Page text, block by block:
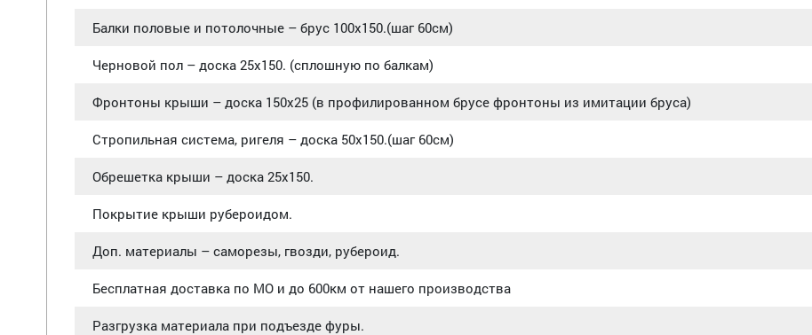
Балки половые и потолочные – брус 100х150.(шаг 60см)
Черновой пол – доска 25х150. (сплошную по балкам)
Фронтоны крыши – доска 150х25 (в профилированном брусе фронтоны из имитации бруса)
Стропильная система, ригеля – доска 50х150.(шаг 60см)
Обрешетка крыши – доска 25х150.
Покрытие крыши рубероидом.
Доп. материалы – саморезы, гвозди, рубероид.
Бесплатная доставка по МО и до 600км от нашего производства
Разгрузка материала при подъезде фуры.